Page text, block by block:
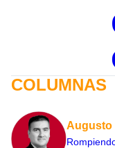
COLUMNAS
Augusto